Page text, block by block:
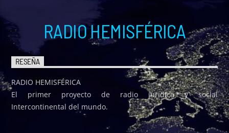
RADIO HEMISFÉRICA
RESEÑA
RADIO HEMISFÉRICA
El primer proyecto de radio jurídica y social
Intercontinental del mundo.